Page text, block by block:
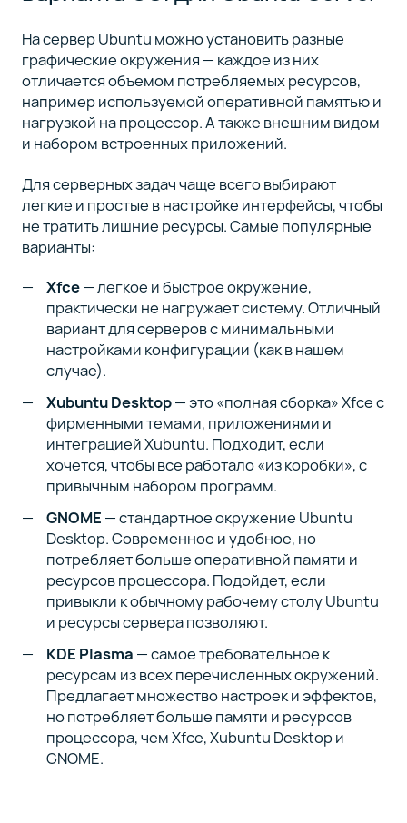
На сервер Ubuntu можно установить разные
графические окружения — каждое из них
отличается объемом потребляемых ресурсов,
например используемой оперативной памятью и
нагрузкой на процессор. А также внешним видом
и набором встроенных приложений.
Для серверных задач чаще всего выбирают
легкие и простые в настройке интерфейсы, чтобы
не тратить лишние ресурсы. Самые популярные
варианты:
Xfce— легкое и быстрое окружение,
практически не нагружает систему. Отличный
вариант для серверов с минимальными
настройками конфигурации (как в нашем
случае).
Xubuntu Desktop— это «полная сборка» Xfce с
фирменными темами, приложениями и
интеграцией Xubuntu. Подходит, если
хочется, чтобы все работало «из коробки», с
привычным набором программ.
GNOME — стандартное окружение Ubuntu
Desktop. Современное и удобное, но
потребляет больше оперативной памяти и
ресурсов процессора. Подойдет, если
привыкли к обычному рабочему столу Ubuntu
и ресурсы сервера позволяют.
KDE Plasma — самое требовательное к
ресурсам из всех перечисленных окружений.
Предлагает множество настроек и эффектов,
но потребляет больше памяти и ресурсов
процессора, чем Xfce, Xubuntu Desktop и
GNOME.